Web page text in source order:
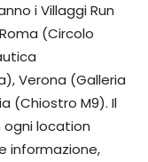
i Villaggi Run
(Circolo
Verona (Galleria
(Chiostro M9). Il
ogni location
informazione,